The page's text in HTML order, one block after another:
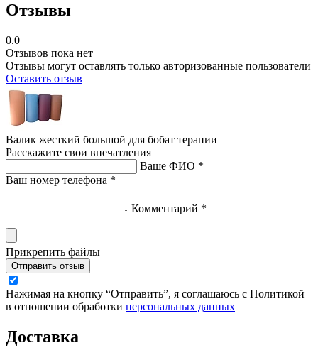
Отзывы
0.0
Отзывов пока нет
Отзывы могут оставлять только авторизованные пользователи
Оставить отзыв
Валик жесткий большой для бобат терапии
Расскажите свои впечатления
Ваше ФИО *
Ваш номер телефона *
Комментарий *
Прикрепить файлы
Отправить отзыв
Нажимая на кнопку “Отправить”, я соглашаюсь с Политикой
в отношении обработки персональных данных
Доставка